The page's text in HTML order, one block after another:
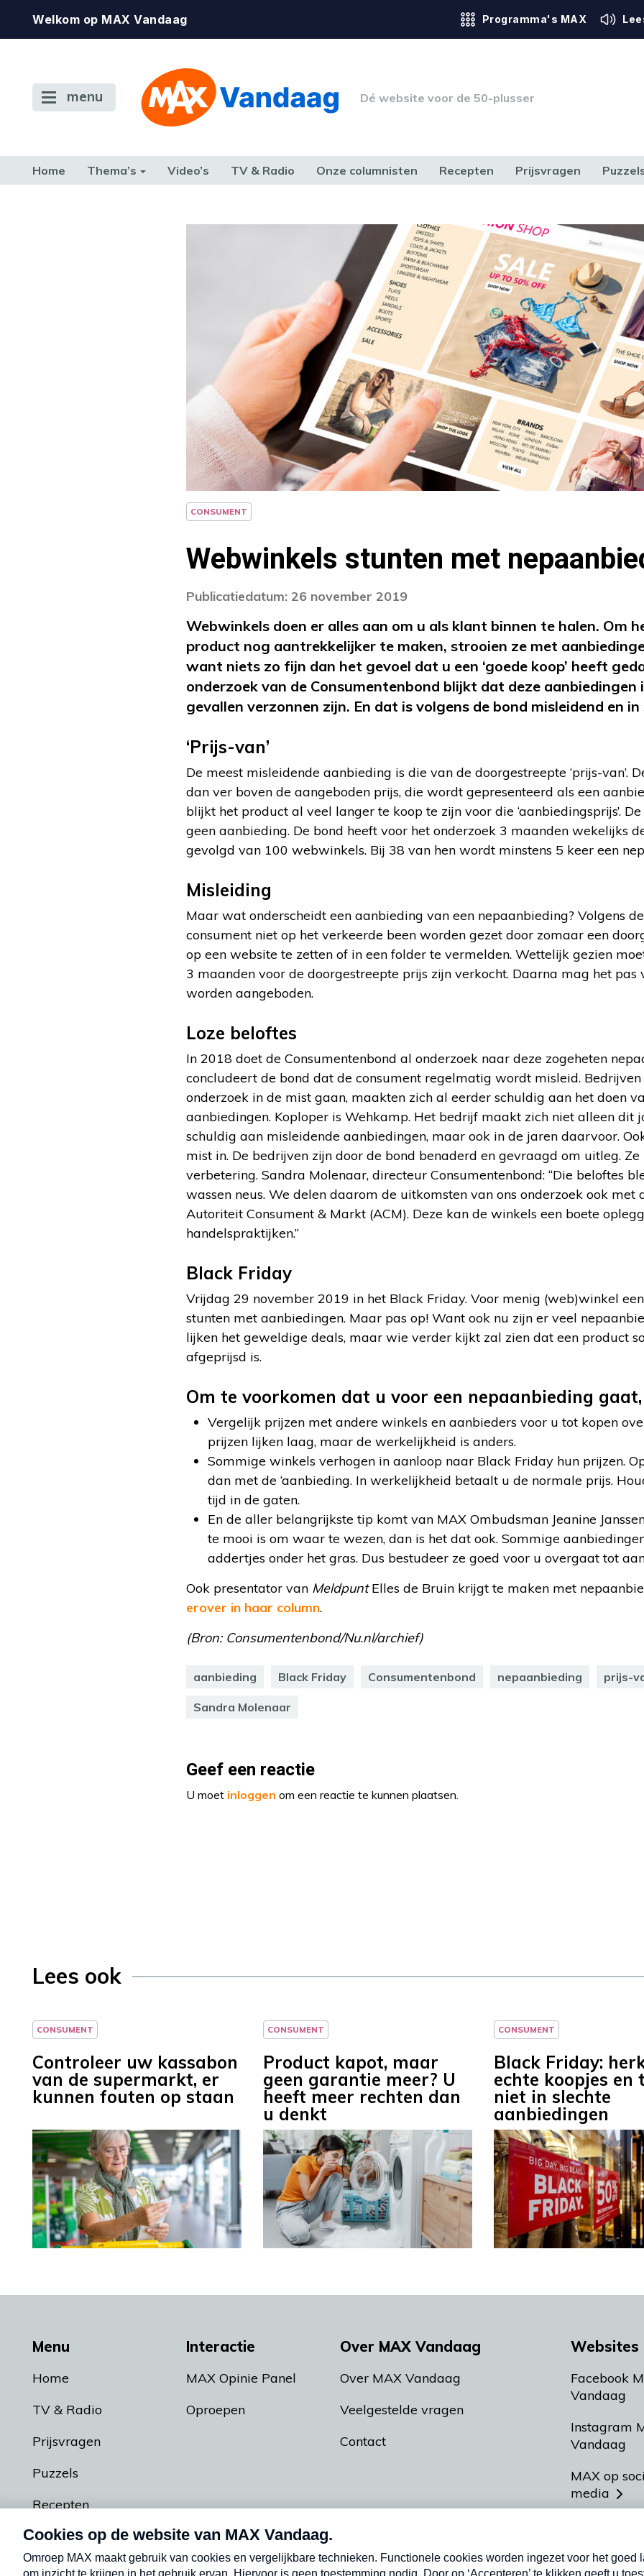
Welkom op MAX Vandaag Programma's MAX
menu Dé website voor de 50-plusser
Home Thema’s Video’s TV & Radio Onze columnisten Recepten Prijsvragen
CONSUMENT
Webwinkels stunten met
Publicatiedatum: 26 november 2019
Webwinkels doen er alles aan om u als klant binnen te halen. Om
product nog aantrekkelijker te maken, strooien ze met
want niets zo fijn dan het gevoel dat u een ‘goede koop’ heeft
onderzoek van de Consumentenbond blijkt dat deze aanbiedingen
gevallen verzonnen zijn. En dat is volgens de bond misleidend en
‘Prijs-van’
De meest misleidende aanbieding is die van de doorgestreepte ‘prijs-van’.
dan ver boven de aangeboden prijs, die wordt gepresenteerd als een
blijkt het product al veel langer te koop te zijn voor die ‘aanbiedingsprijs’.
geen aanbieding. De bond heeft voor het onderzoek 3 maanden wekelijks
gevolgd van 100 webwinkels. Bij 38 van hen wordt minstens 5 keer een
Misleiding
Maar wat onderscheidt een aanbieding van een nepaanbieding? Volgens
consument niet op het verkeerde been worden gezet door zomaar een
op een website te zetten of in een folder te vermelden. Wettelijk gezien
3 maanden voor de doorgestreepte prijs zijn verkocht. Daarna mag het pas
worden aangeboden.
Loze beloftes
In 2018 doet de Consumentenbond al onderzoek naar deze zogeheten
concludeert de bond dat de consument regelmatig wordt misleid.
onderzoek in de mist gaan, maakten zich al eerder schuldig aan het doen
aanbiedingen. Koploper is Wehkamp. Het bedrijf maakt zich niet alleen dit
schuldig aan misleidende aanbiedingen, maar ook in de jaren daarvoor.
mist in. De bedrijven zijn door de bond benaderd en gevraagd om uitleg.
verbetering. Sandra Molenaar, directeur Consumentenbond: “Die beloftes
wassen neus. We delen daarom de uitkomsten van ons onderzoek ook met
Autoriteit Consument & Markt (ACM). Deze kan de winkels een boete
handelspraktijken.”
Black Friday
Vrijdag 29 november 2019 in het Black Friday. Voor menig (web)winkel
stunten met aanbiedingen. Maar pas op! Want ook nu zijn er veel
lijken het geweldige deals, maar wie verder kijkt zal zien dat een product
afgeprijsd is.
Om te voorkomen dat u voor een nepaanbieding
Vergelijk prijzen met andere winkels en aanbieders voor u tot kopen
prijzen lijken laag, maar de werkelijkheid is anders.
Sommige winkels verhogen in aanloop naar Black Friday hun prijzen.
dan met de ‘aanbieding. In werkelijkheid betaalt u de normale prijs.
tijd in de gaten.
En de aller belangrijkste tip komt van MAX Ombudsman Jeanine
te mooi is om waar te wezen, dan is het dat ook. Sommige
addertjes onder het gras. Dus bestudeer ze goed voor u overgaat tot
Ook presentator van MeldpuntElles de Bruin krijgt te maken met
erover in haar column.
(Bron: Consumentenbond/Nu.nl/archief)
aanbieding Black Friday Consumentenbond nepaanbieding prijs-
Sandra Molenaar
Geef een reactie
U moet inloggen om een reactie te kunnen plaatsen.
Lees ook
CONSUMENT
Controleer uw kassabon
van de supermarkt, er
kunnen fouten op staan
CONSUMENT
Product kapot, maar
geen garantie meer? U
heeft meer rechten dan
u denkt
CONSUMENT
Black Friday:
echte koopjes en
niet in slechte
aanbiedingen
Menu
Home
TV & Radio
Prijsvragen
Puzzels
Recepten
Podcasts
Interactie
MAX Opinie Panel
Oproepen
Over MAX Vandaag
Over MAX Vandaag
Veelgestelde vragen
Contact
Websites
Facebook
Vandaag
Instagram
Vandaag
MAX op
media
Meldpunt